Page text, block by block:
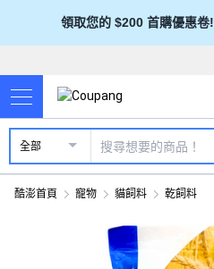
領取您的 $200 首購優惠卷!
全部
酷澎首頁 寵物 貓飼料 乾飼料